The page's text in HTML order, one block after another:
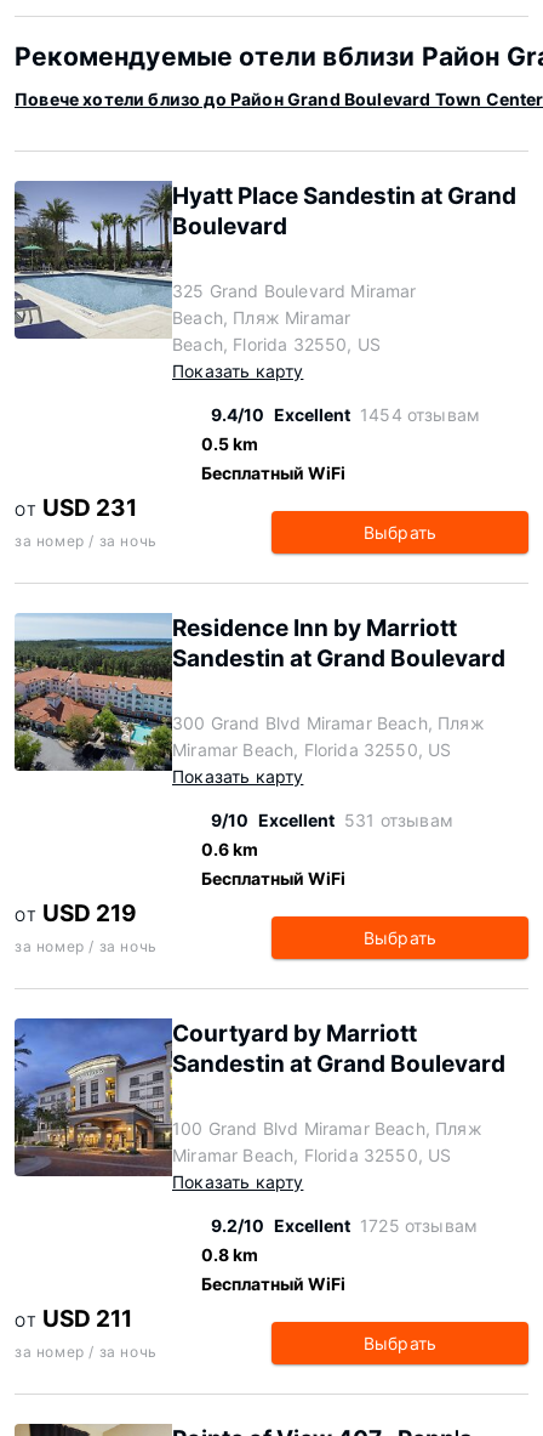
Рекомендуемые отели вблизи Район
Повече хотели близо до Район Grand Boulevard Town Center
Hyatt Place Sandestin at Grand
Boulevard
325 Grand Boulevard Miramar
Beach, Пляж Miramar
Beach, Florida 32550, US
Показать карту
9.4/10 Excellent 1454 отзывам
0.5 km
Бесплатный WiFi
ОТ USD 231
за номер / за ночь Выбрать
Residence Inn by Marriott
Sandestin at Grand Boulevard
300 Grand Blvd Miramar Beach, Пляж
Miramar Beach, Florida 32550, US
Показать карту
9/10 Excellent 531 отзывам
0.6 km
Бесплатный WiFi
ОТ USD 219
за номер / за ночь Выбрать
Courtyard by Marriott
Sandestin at Grand Boulevard
100 Grand Blvd Miramar Beach, Пляж
Miramar Beach, Florida 32550, US
Показать карту
9.2/10 Excellent 1725 отзывам
0.8 km
Бесплатный WiFi
ОТ USD 211
за номер / за ночь Выбрать